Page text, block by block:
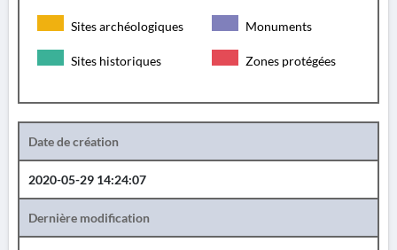
Sites archéologiques Monuments
Sites historiques Zones protégées
Date de création
2020-05-29 14:24:07
Dernière modification